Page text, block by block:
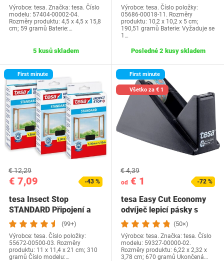
Výrobce: tesa. Značka: tesa. Číslo
modelu: 57404-00002-04.
Rozměry produktu: 4,5 x 4,5 x 15,8
cm; 59 gramů Baterie:…
5 kusů skladem
Výrobce: tesa. Číslo položky:
05686-00018-11. Rozměry
produktu: 10,2 x 10,2 x 5 cm;
190,51 gramů Baterie: Vyžaduje se
1…
Posledné 2 kusy skladem
First minute
€ 7,09
€ 12,29
-43 %
tesa Insect Stop
STANDARD Připojení a
odpojení moskytiéry…
(99+)
Výrobce: tesa. Číslo položky:
55672-00500-03. Rozměry
produktu: 11 x 11,4 x 21 cm; 310
gramů Číslo modelu:…
First minute
Všetko za € 1
od € 1
€ 4,39
-72 %
tesa Easy Cut Economy
odvíječ lepicí pásky s
ecoLogem na…(50×)
Výrobce: tesa. Značka: tesa. Číslo
modelu: 59327-00000-02.
Rozměry produktu: 6,22 x 2,32 x
3,78 cm; 670 gramů Ukončená…